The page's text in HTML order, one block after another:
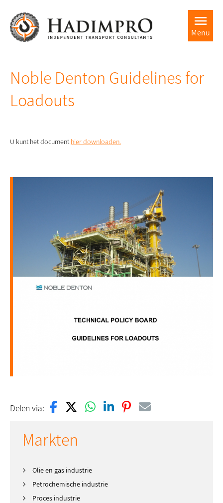
Menu
Noble Denton Guidelines for
Loadouts
U kunt het documenthier downloaden.
Delen via:
Markten
Olie en gas industrie
Petrochemische industrie
Proces industrie